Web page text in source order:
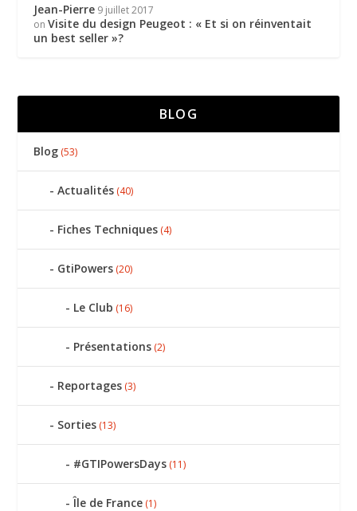
Jean-Pierre 9 juillet 2017
onVisite du design Peugeot : « Et si on réinventait
un best seller »?
BLOG
Blog (53)
Actualités (40)
Fiches Techniques (4)
GtiPowers (20)
Le Club (16)
Présentations (2)
Reportages (3)
Sorties (13)
#GTIPowersDays (11)
Île de France (1)